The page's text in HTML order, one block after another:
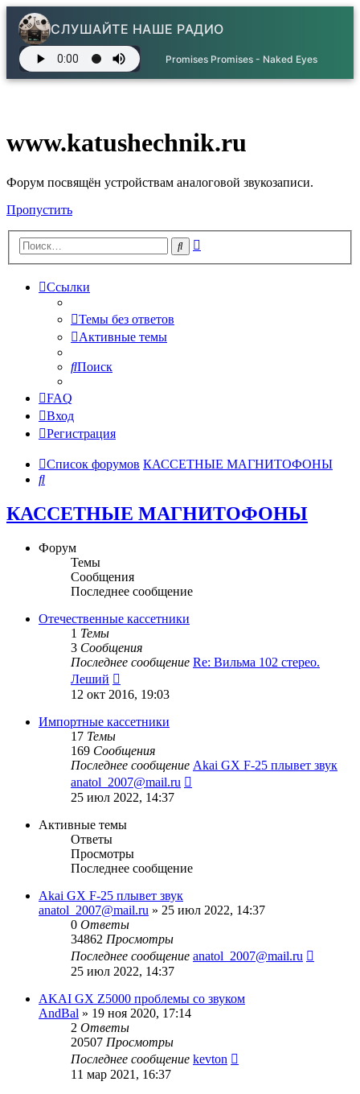
СЛУШАЙТЕ НАШЕ РАДИО
Promises Promises - Naked Eyes
www.katushechnik.ru
Форум посвящён устройствам аналоговой звукозаписи.
Пропустить
Поиск
Ссылки
Темы без ответов
Активные темы
Поиск
FAQ
Вход
Регистрация
Список форумов КАССЕТНЫЕ МАГНИТОФОНЫ
Поиск
КАССЕТНЫЕ МАГНИТОФОНЫ
Форум
Темы
Сообщения
Последнее сообщение
Отечественные кассетники
1 Темы
3 Сообщения
Последнее сообщение Re: Вильма 102 стерео.
Леший
к
последнему
сообщению
12 окт 2016, 19:03
Импортные кассетники
17 Темы
169 Сообщения
Последнее сообщение Akai GX F-25 плывет звук
anatol_2007@mail.ru
25 июл 2022, 14:37
Активные темы
Ответы
Просмотры
Последнее сообщение
Akai GX F-25 плывет звук
anatol_2007@mail.ru » 25 июл 2022, 14:37
0 Ответы
34862 Просмотры
Последнее сообщение anatol_2007@mail.ru
25 июл 2022, 14:37
AKAI GX Z5000 проблемы со звуком
AndBal » 19 ноя 2020, 17:14
2 Ответы
20507 Просмотры
Последнее сообщение kevton
11 мар 2021, 16:37